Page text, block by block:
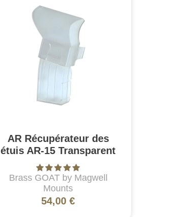
AR Récupérateur des
étuis AR-15 Transparent
Brass GOAT by Magwell
Mounts
54,00 €